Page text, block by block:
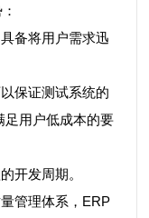
备将用户需求迅
保证测试系统的
足用户低成本的要
开发周期。
管理体系，ERP